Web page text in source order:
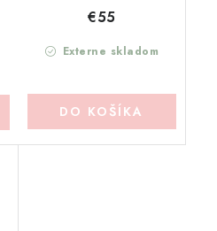
Externe skladom
€55
DO KOŠÍKA